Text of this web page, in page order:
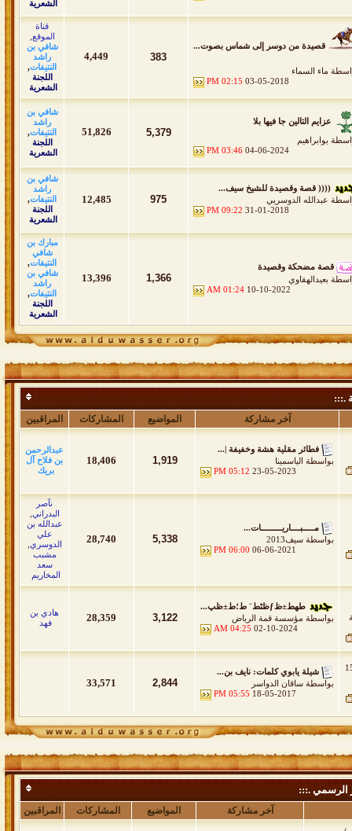
الشعرية
قصيدة من دوسر إلى شماس بصوت...
ماء السماء
03-05-2018
02:15 PM
383
4,449
قناة
الموقع
شافي بن
راشد
النتيفات,
اللجنة
الشعرية
عزايم التالين جا فيها بلا
بوابراهيم
04-06-2024
03:46 PM
5,379
51,826
شافي بن
راشد
النتيفات,
اللجنة
الشعرية
(((( قصة وقصيدة للشيخ سيف...
عبدالله الدوسريي
31-01-2018
09:22 PM
975
12,485
شافي بن
راشد
النتيفات,
اللجنة
الشعرية
قصة مضحكة وقصيدة
بعيدالهقاوي
10-10-2022
01:24 AM
1,366
13,396
مبارك بن
شافي
النتيفات,
شافي بن
راشد
النتيفات,
اللجنة
الشعرية
.:::
آخر مشاركة المواضيع المشاركات المراقبين
فطائر مقلية هشة وخفيفة |...
بواسطة الياسمينا
23-05-2023
05:12 PM
1,919
18,406
عبدالرحمن
بن فلاح آل
بريك
مـــــبــــاريـــــــــات...
بواسطة سيف2013
06-06-2021
06:00 PM
5,338
28,740
نآصر
البدراني
عبدالله بن
علي
الدوسري
مشبب
سعد
المخاريم
طھط±ظƒظٹط¨ ط؛ط±ظپ...
بواسطة مؤسسة قمة الرياض
02-10-2024
04:25 AM
3,122
28,359
هادي بن
فهد
154
شيلة يابوي كلمات: نايف بن...
بواسطة ساقان الدواسر
18-05-2017
05:55 PM
2,844
33,571
الرسمي .:::
آخر مشاركة المواضيع المشاركات المراقبين